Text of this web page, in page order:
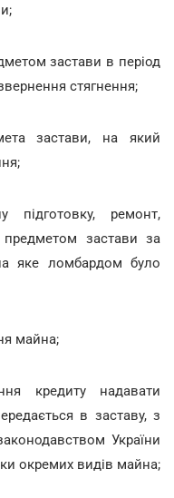
застави в період
стягнення;
застави, на який
підготовку, ремонт,
застави за
яке ломбардом було
майна;
кредиту надавати
в заставу, з
України
окремих видів майна;